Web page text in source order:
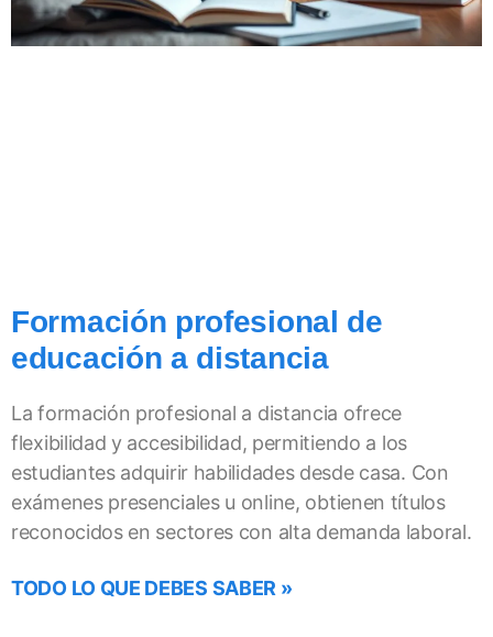
Formación profesional de
educación a distancia
La formación profesional a distancia ofrece
flexibilidad y accesibilidad, permitiendo a los
estudiantes adquirir habilidades desde casa. Con
exámenes presenciales u online, obtienen títulos
reconocidos en sectores con alta demanda laboral.
TODO LO QUE DEBES SABER »